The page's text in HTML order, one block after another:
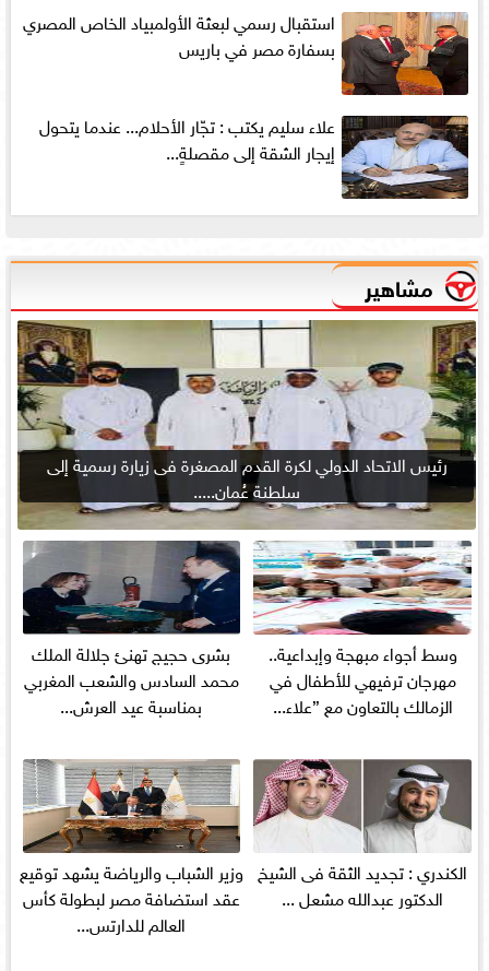
استقبال رسمي لبعثة الأولمبياد الخاص المصري
بسفارة مصر في باريس
علاء سليم يكتب : تجّار الأحلام... عندما يتحول
إيجار الشقة إلى مقصلةٍ...
مشاهير
رئيس الاتحاد الدولي لكرة القدم المصغرة فى زيارة رسمية إلى
سلطنة عُمان.....
وسط أجواء مبهجة وإبداعية..
مهرجان ترفيهي للأطفال في
الزمالك بالتعاون مع ”علاء...
بشرى حجيج تهنئ جلالة الملك
محمد السادس والشعب المغربي
بمناسبة عيد العرش...
الكندري : تجديد الثقة فى الشيخ
الدكتور عبدالله مشعل ...
وزير الشباب والرياضة يشهد توقيع
عقد استضافة مصر لبطولة كأس
العالم للدارتس...